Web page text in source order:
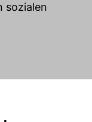
sozialen